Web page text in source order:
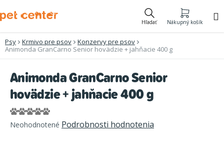
na
Hľadať Nákupný košík
Psy Krmivo pre psov
Konzervy pre psov
Animonda GranCarno Senior hovädzie + jahňacie 400 g
Animonda GranCarno Senior
hovädzie + jahňacie 400 g
Priemerné
hodnotenie
Neohodnotené Podrobnosti hodnotenia